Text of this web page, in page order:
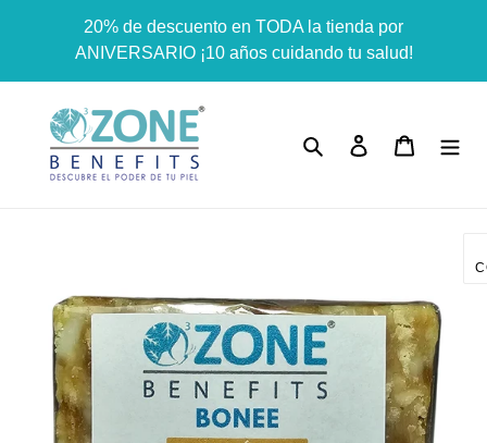
Dummy products title
Surat, Gujarat
directamente
contenido
20% de descuento en TODA la tienda por
ANIVERSARIO ¡10 años cuidando tu salud!
Buscar Ingresar Carrito